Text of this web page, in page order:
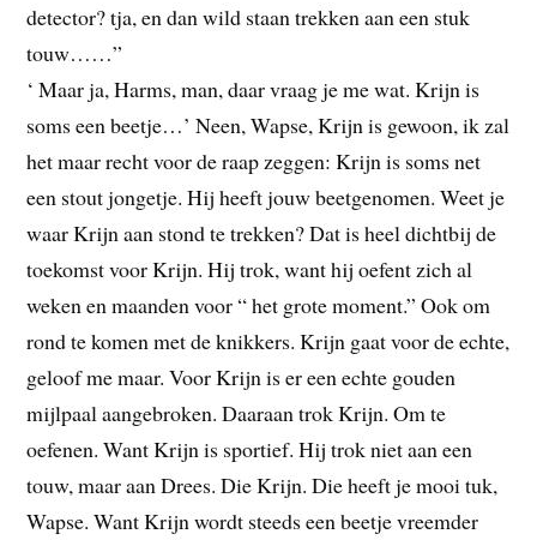
detector? tja, en dan wild staan trekken aan een stuk
touw……”
‘ Maar ja, Harms, man, daar vraag je me wat. Krijn is
soms een beetje…’ Neen, Wapse, Krijn is gewoon, ik zal
het maar recht voor de raap zeggen: Krijn is soms net
een stout jongetje. Hij heeft jouw beetgenomen. Weet je
waar Krijn aan stond te trekken? Dat is heel dichtbij de
toekomst voor Krijn. Hij trok, want hij oefent zich al
weken en maanden voor “ het grote moment.” Ook om
rond te komen met de knikkers. Krijn gaat voor de echte,
geloof me maar. Voor Krijn is er een echte gouden
mijlpaal aangebroken. Daaraan trok Krijn. Om te
oefenen. Want Krijn is sportief. Hij trok niet aan een
touw, maar aan Drees. Die Krijn. Die heeft je mooi tuk,
Wapse. Want Krijn wordt steeds een beetje vreemder